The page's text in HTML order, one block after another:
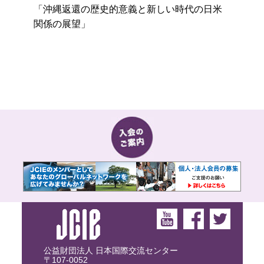
「沖縄返還の歴史的意義と新しい時代の日米
関係の展望」
公益財団法人 日本国際交流センター
〒107-0052